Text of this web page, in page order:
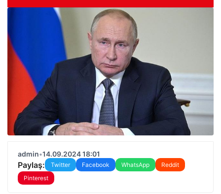
admin•14.09.2024 18:01
Paylaş: Twitter Facebook WhatsApp
Reddit
Pinterest